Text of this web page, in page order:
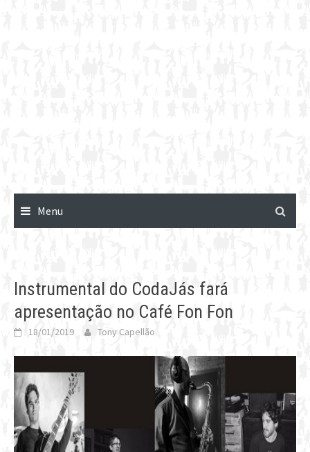
Menu
Instrumental do CodaJás fará
apresentação no Café Fon Fon
18/01/2019 Tony Capellão